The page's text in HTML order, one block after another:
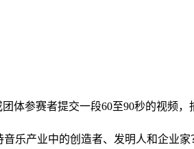
体参赛者提交一段60至90秒的视频
乐产业中的创造者、发明人和企业家